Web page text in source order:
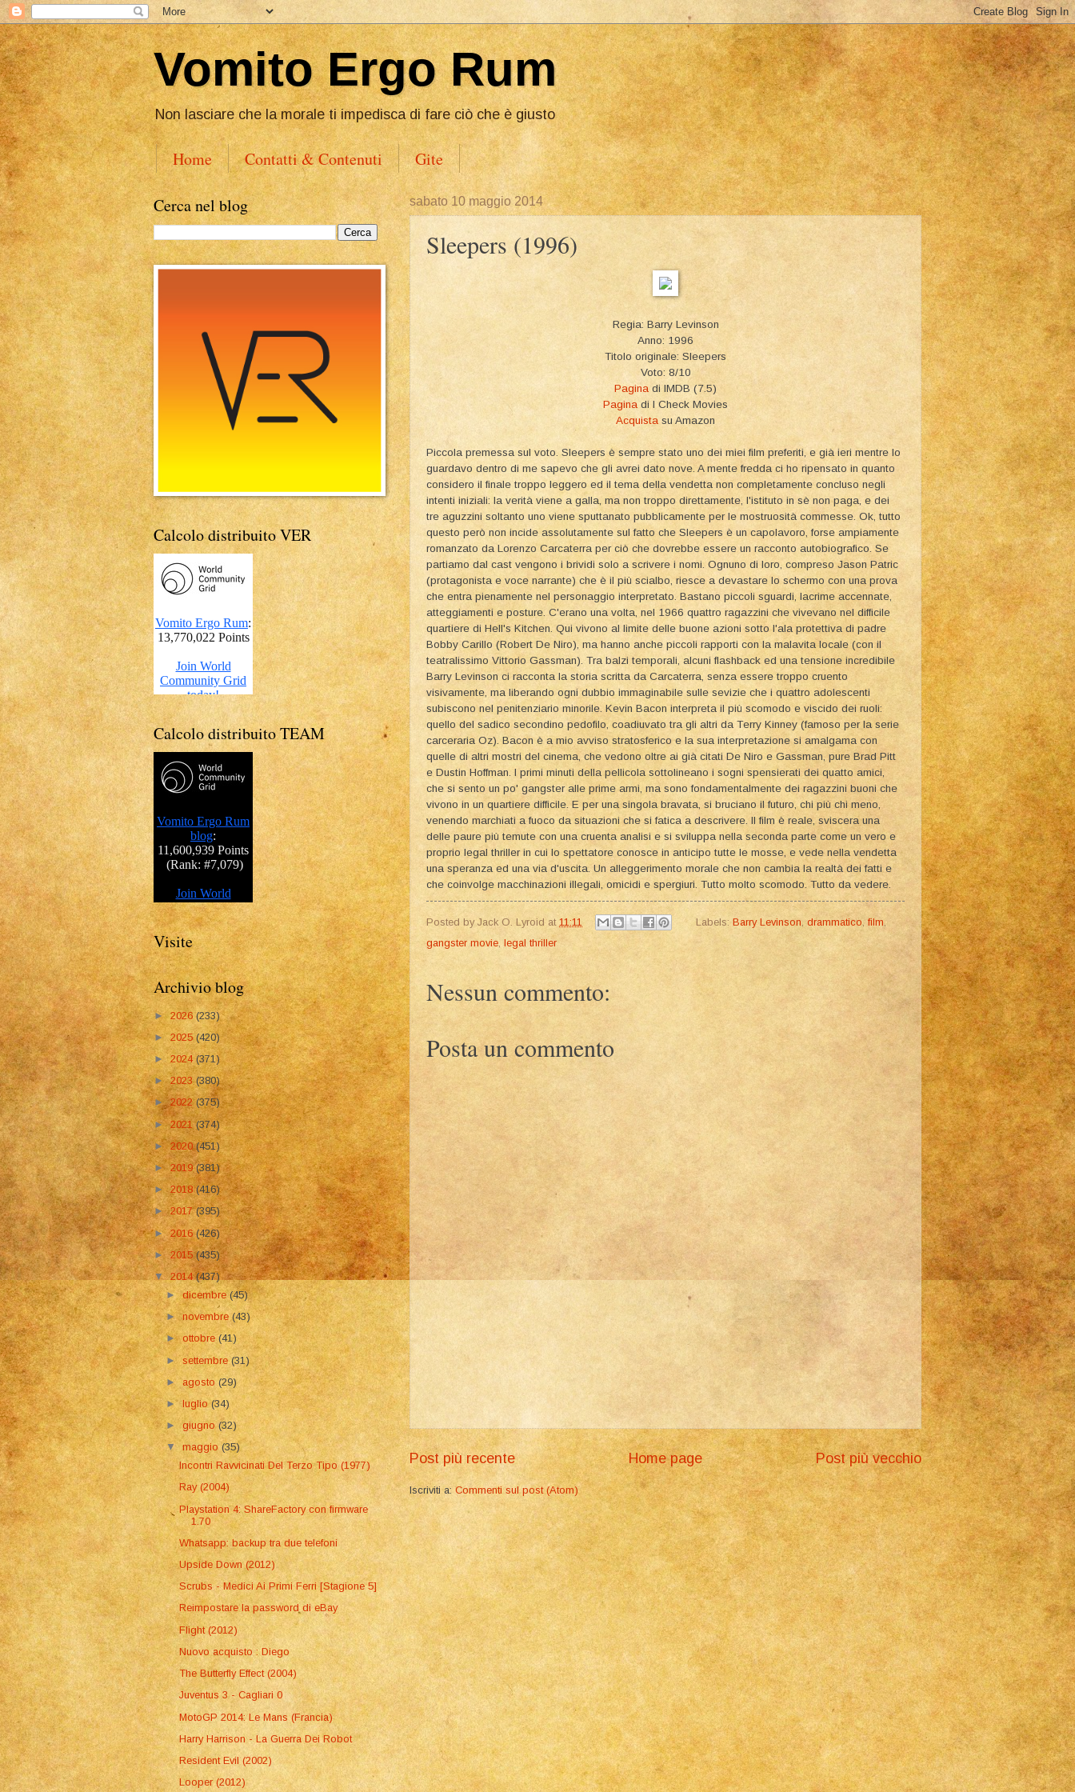
Vomito Ergo Rum
Non lasciare che la morale ti impedisca di fare ciò che è giusto
Home Contatti & Contenuti Gite
sabato 10 maggio 2014
Sleepers (1996)
Regia: Barry Levinson
Anno: 1996
Titolo originale: Sleepers
Voto: 8/10
Pagina di IMDB (7.5)
Pagina di I Check Movies
Acquista su Amazon
Piccola premessa sul voto. Sleepers è sempre stato uno dei miei film preferiti, e già ieri mentre lo
guardavo dentro di me sapevo che gli avrei dato nove. A mente fredda ci ho ripensato in quanto
considero il finale troppo leggero ed il tema della vendetta non completamente concluso negli
intenti iniziali: la verità viene a galla, ma non troppo direttamente, l'istituto in sè non paga, e dei
tre aguzzini soltanto uno viene sputtanato pubblicamente per le mostruosità commesse. Ok, tutto
questo però non incide assolutamente sul fatto che Sleepers è un capolavoro, forse ampiamente
romanzato da Lorenzo Carcaterra per ciò che dovrebbe essere un racconto autobiografico. Se
partiamo dal cast vengono i brividi solo a scrivere i nomi. Ognuno di loro, compreso Jason Patric
(protagonista e voce narrante) che è il più scialbo, riesce a devastare lo schermo con una prova
che entra pienamente nel personaggio interpretato. Bastano piccoli sguardi, lacrime accennate,
atteggiamenti e posture. C'erano una volta, nel 1966 quattro ragazzini che vivevano nel difficile
quartiere di Hell's Kitchen. Qui vivono al limite delle buone azioni sotto l'ala protettiva di padre
Bobby Carillo (Robert De Niro), ma hanno anche piccoli rapporti con la malavita locale (con il
teatralissimo Vittorio Gassman). Tra balzi temporali, alcuni flashback ed una tensione incredibile
Barry Levinson ci racconta la storia scritta da Carcaterra, senza essere troppo cruento
visivamente, ma liberando ogni dubbio immaginabile sulle sevizie che i quattro adolescenti
subiscono nel penitenziario minorile. Kevin Bacon interpreta il più scomodo e viscido dei ruoli:
quello del sadico secondino pedofilo, coadiuvato tra gli altri da Terry Kinney (famoso per la serie
carceraria Oz). Bacon è a mio avviso stratosferico e la sua interpretazione si amalgama con
quelle di altri mostri del cinema, che vedono oltre ai già citati De Niro e Gassman, pure Brad Pitt
e Dustin Hoffman. I primi minuti della pellicola sottolineano i sogni spensierati dei quatto amici,
che si sento un po' gangster alle prime armi, ma sono fondamentalmente dei ragazzini buoni che
vivono in un quartiere difficile. E per una singola bravata, si bruciano il futuro, chi più chi meno,
venendo marchiati a fuoco da situazioni che si fatica a descrivere. Il film è reale, sviscera una
delle paure più temute con una cruenta analisi e si sviluppa nella seconda parte come un vero e
proprio legal thriller in cui lo spettatore conosce in anticipo tutte le mosse, e vede nella vendetta
una speranza ed una via d'uscita. Un alleggerimento morale che non cambia la realtà dei fatti e
che coinvolge macchinazioni illegali, omicidi e spergiuri. Tutto molto scomodo. Tutto da vedere.
Posted by Jack O. Lyroid at 11:11 Labels: Barry Levinson ,drammatico, film
gangster movie, legal thriller
Nessun commento:
Posta un commento
Post più recente Post più vecchio
Home page
Iscriviti a: Commenti sul post (Atom)
Cerca nel blog
Calcolo distribuito VER
Calcolo distribuito TEAM
Visite
Archivio blog
► 2026(233)
►2025(420)
►2024 (371)
►2023(380)
►2022 (375)
►2021(374)
►2020(451)
►2019(381)
►2018(416)
►2017(395)
►2016(426)
►2015(435)
▼2014(437)
►dicembre(45)
►novembre(43)
►ottobre(41)
►settembre(31)
►agosto(29)
►luglio(34)
►giugno(32)
▼maggio(35)
Incontri Ravvicinati Del Terzo Tipo (1977)
Ray (2004)
Playstation 4: ShareFactory con firmware
1.70
Whatsapp: backup tra due telefoni
Upside Down (2012)
Scrubs - Medici Ai Primi Ferri [Stagione 5]
Reimpostare la password di eBay
Flight (2012)
Nuovo acquisto : Diego
The Butterfly Effect (2004)
Juventus 3 - Cagliari 0
MotoGP 2014: Le Mans (Francia)
Harry Harrison - La Guerra Dei Robot
Resident Evil (2002)
Looper (2012)